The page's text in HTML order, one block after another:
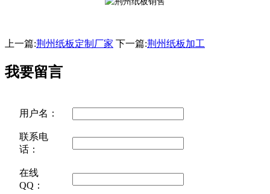
上一篇:荆州纸板定制厂家 下一篇:荆州纸板加工
我要留言
用户名：
联系电
话：
在线
QQ：